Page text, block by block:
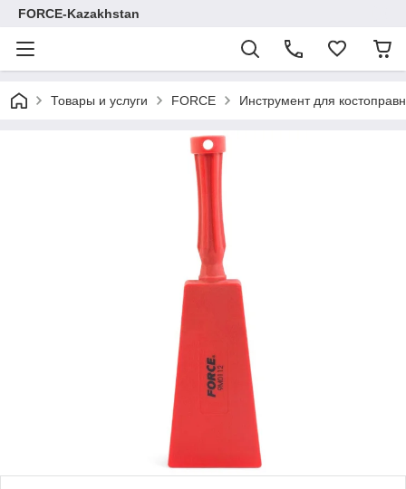
FORCE-Kazakhstan
Товары и услуги FORCE Инструмент для